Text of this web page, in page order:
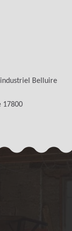
Belluire
17800